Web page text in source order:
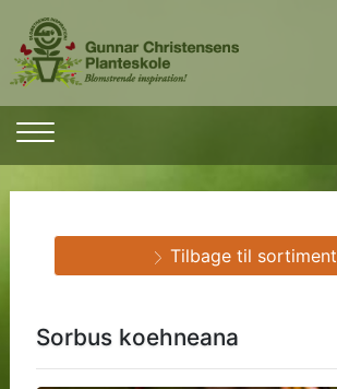
Sorbus koehneana
Tilbage til sortiment